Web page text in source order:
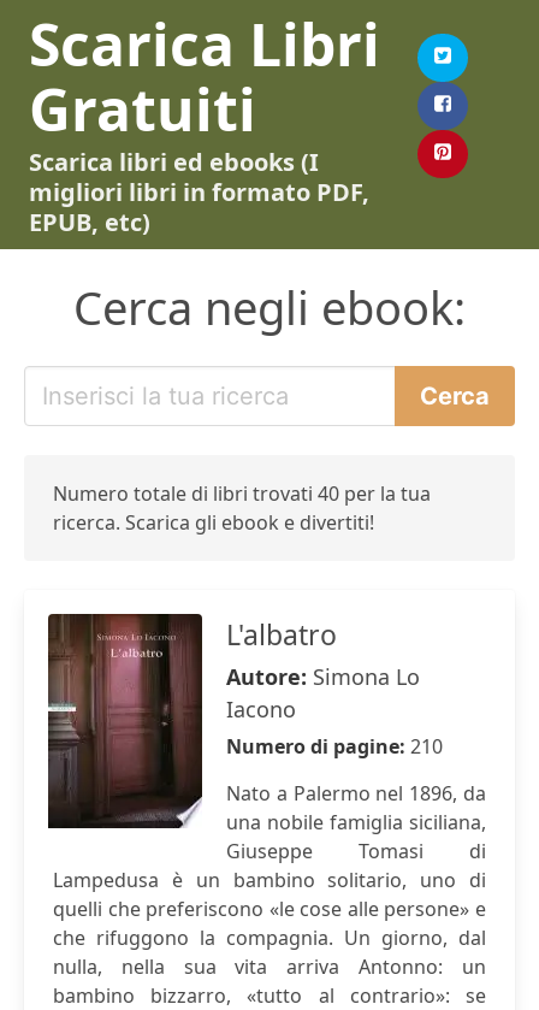
Scarica Libri
Gratuiti
Scarica libri ed ebooks (I
migliori libri in formato PDF,
EPUB, etc)
Cerca negli ebook:
Numero totale di libri trovati 40 per la tua
ricerca. Scarica gli ebook e divertiti!
L'albatro
Autore: Simona Lo
Iacono
Numero di pagine: 210
Nato a Palermo nel 1896, da
una nobile famiglia siciliana,
Giuseppe Tomasi di
Lampedusa è un bambino solitario, uno di
quelli che preferiscono «le cose alle persone» e
che rifuggono la compagnia. Un giorno, dal
nulla, nella sua vita arriva Antonno: un
bambino bizzarro, «tutto al contrario»: se